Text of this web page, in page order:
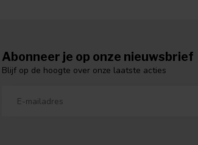
Abonneer je op onze nieuwsbrief
Blijf op de hoogte over onze laatste acties